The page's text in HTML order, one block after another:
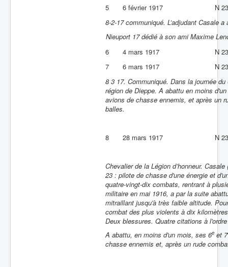
5 6 février 1917
N 23
8-2-17 communiqué. L’adjudant Casale
Nieuport 17 dédié à son ami Maxime
6
4 mars 1917
N 23
7
6 mars 1917
N 23
8 3 17. Communiqué. Dans la journée
région de Dieppe. A abattu en moins
avions de chasse ennemis, et après un
balles.
8 28 mars 1917 N 23
Chevalier de la Légion d’honneur.
23 : pilote de chasse d'une énergie et
quatre-vingt-dix combats, rentrant à
militaire en mai 1916, a par la suite
mitraillant jusqu'à très faible altitude.
combat des plus violents à dix
Deux blessures. Quatre citations à
A abattu, en moins d'un mois, ses 6e et 7
chasse ennemis et, après un rude